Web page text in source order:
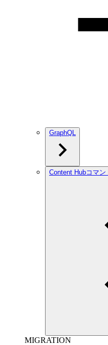
GraphQL
Content Hubコマ
MIGRATION